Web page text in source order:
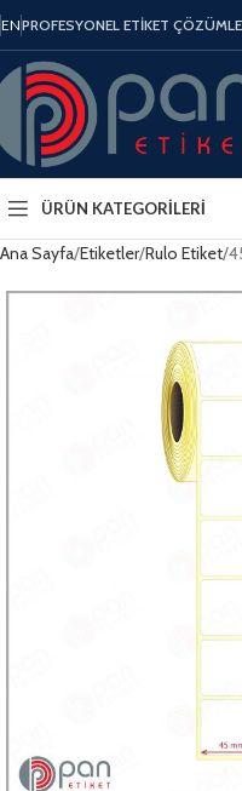
ENPROFESYONEL ETİKET
ÜRÜN KATEGORILERI
Ana Sayfa Etiketler Rulo Etiket